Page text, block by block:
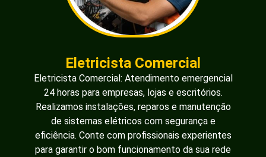
Eletricista Comercial
Eletricista Comercial: Atendimento emergencial
24 horas para empresas, lojas e escritórios.
Realizamos instalações, reparos e manutenção
de sistemas elétricos com segurança e
eficiência. Conte com profissionais experientes
para garantir o bom funcionamento da sua rede